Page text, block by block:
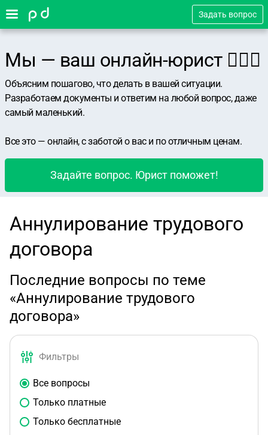
Задать вопрос
Мы — ваш онлайн-юрист 👨🏻‍⚖️
Объясним пошагово, что делать в вашей ситуации.
Разработаем документы и ответим на любой вопрос, даже
самый маленький.
Все это — онлайн, с заботой о вас и по отличным ценам.
Задайте вопрос. Юрист поможет!
Аннулирование трудового
договора
Последние вопросы по теме
«Аннулирование трудового
договора»
Фильтры
Все вопросы
Только платные
Только бесплатные